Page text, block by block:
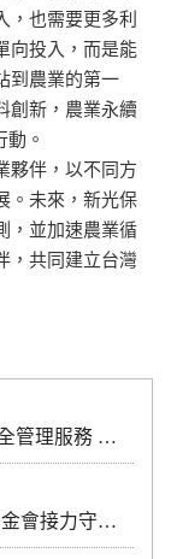
誼光保全承接新光三越台北車站商場安全管理服務 攜手打造安心、安全的商場環境 專業維安服務進駐 提供全方位商場安全管理
農業部見證 新光保全與新光人壽慈善基金會接力守護土地與海洋
，也需要更多利
向投入，而是能
到農業的第一
創新，農業永續
。
夥伴，以不同方
。未來，新光保
，並加速農業循
，共同建立台灣